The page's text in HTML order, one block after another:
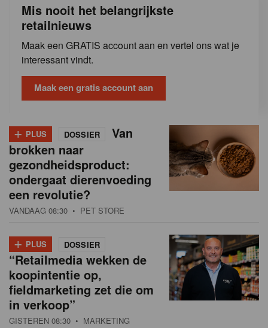
Mis nooit het belangrijkste
retailnieuws
Maak een GRATIS account aan en vertel ons wat je
interessant vindt.
Maak een gratis account aan
+ PLUS DOSSIER
Van
brokken naar
gezondheidsproduct:
ondergaat dierenvoeding
een revolutie?
VANDAAG 08:30 • PET STORE
+ PLUS DOSSIER
“Retailmedia wekken de
koopintentie op,
fieldmarketing zet die om
in verkoop”
GISTEREN 08:30 • MARKETING